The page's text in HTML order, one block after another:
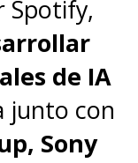
Spotify,
de IA
junto con
Sony